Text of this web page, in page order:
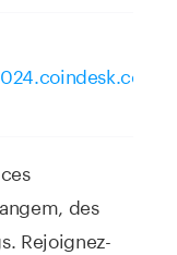
des
Rejoignez-